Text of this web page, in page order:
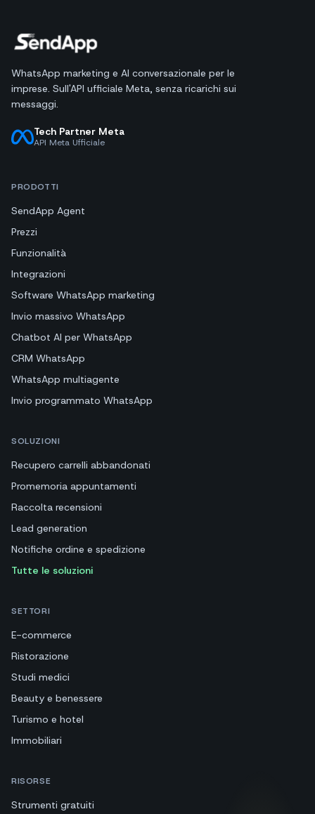
WhatsApp marketing e AI conversazionale per le
imprese. Sull'API ufficiale Meta, senza ricarichi sui
messaggi.
Tech Partner Meta
API Meta Ufficiale
PRODOTTI
SendApp Agent
Prezzi
Funzionalità
Integrazioni
Software WhatsApp marketing
Invio massivo WhatsApp
Chatbot AI per WhatsApp
CRM WhatsApp
WhatsApp multiagente
Invio programmato WhatsApp
SOLUZIONI
Recupero carrelli abbandonati
Promemoria appuntamenti
Raccolta recensioni
Lead generation
Notifiche ordine e spedizione
Tutte le soluzioni
SETTORI
E-commerce
Ristorazione
Studi medici
Beauty e benessere
Turismo e hotel
Immobiliari
RISORSE
Strumenti gratuiti